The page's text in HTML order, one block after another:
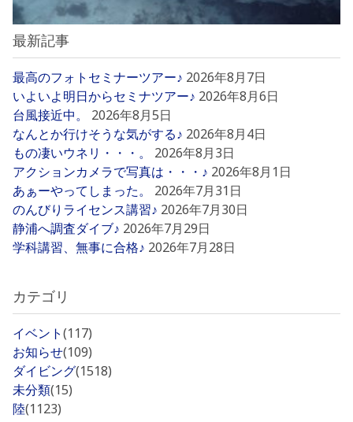
最新記事
最高のフォトセミナーツアー♪ 2026年8月7日
いよいよ明日からセミナツアー♪ 2026年8月6日
台風接近中。
2026年8月5日
なんとか行けそうな気がする♪ 2026年8月4日
もの凄いウネリ・・・。
2026年8月3日
アクションカメラで写真は・・・♪ 2026年8月1日
あぁーやってしまった。
2026年7月31日
のんびりライセンス講習♪ 2026年7月30日
静浦へ調査ダイブ♪ 2026年7月29日
学科講習、無事に合格♪ 2026年7月28日
カテゴリ
イベント(117)
お知らせ(109)
ダイビング(1518)
未分類(15)
陸(1123)